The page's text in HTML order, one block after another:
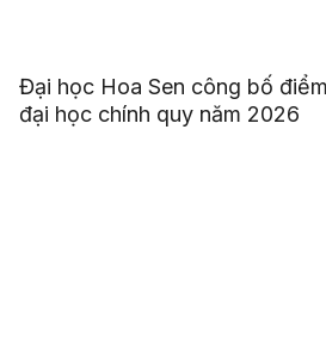
Đại học Hoa Sen công bố
đại học chính quy năm 2026